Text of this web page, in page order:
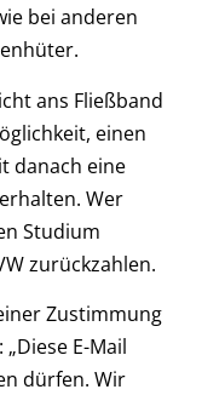
bei anderen
ans Fließband
einen
danach eine
Wer
Studium
zurückzahlen.
Zustimmung
E-Mail
dürfen. Wir